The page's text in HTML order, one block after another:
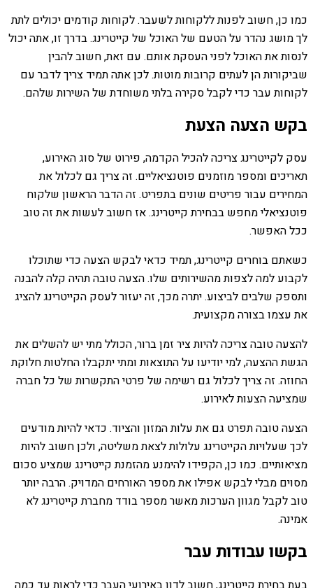
כמו כן, חשוב לפנות ללקוחות לשעבר. לקוחות קודמים יכולים לתת
לך מושג נהדר על הטעם של האוכל של קייטרינג. בדרך זו, אתה יכול
לנסות את האוכל לפני העסקת אותם. עם זאת, חשוב להבין
שביקורות הן לעתים קרובות מוטות. לכן אתה תמיד צריך לדבר עם
לקוחות עבר כדי לקבל סקירה בלתי משוחדת של השירות שלהם.
בקש הצעה הצעת
עסק לקייטרינג צריכה להכיל הקדמה, פירוט של סוג האירוע,
תאריכים ומספר מוזמנים פוטנציאליים. זה צריך גם לכלול את
המחירים עבור פריטים שונים בתפריט. זה הדבר הראשון שלקוח
פוטנציאלי מחפש בבחירת קייטרינג. אז חשוב לעשות את זה טוב
ככל האפשר.
כשאתם בוחרים קייטרינג, תמיד כדאי לבקש הצעה כדי שתוכלו
לקבוע למה לצפות מהשירותים שלו. הצעה טובה תהיה קלה להבנה
ותספק שלבים לביצוע. יתרה מכך, זה יעזור לעסק הקייטרינג להציג
את עצמו בצורה מקצועית.
להצעה טובה צריכה להיות ציר זמן ברור, הכולל מתי יש להשלים את
הגשת ההצעה, למי יודיעו על התוצאות ומתי יתקבלו החלטות חלוקת
החוזה. זה צריך לכלול גם רשימה של פרטי התקשרות של כל חברה
שמציעה הצעות לאירוע.
הצעה טובה תפרט גם את עלות המזון והציוד. כדאי להיות מודעים
לכך שעלויות הקייטרינג עלולות לצאת משליטה, ולכן חשוב להיות
מציאותיים. כמו כן, הקפידו להימנע מהזמנת קייטרינג שמציע סכום
מסוים מבלי לבקש אפילו את מספר האורחים המדויק. הרבה יותר
טוב לקבל מגוון הערכות מאשר מספר בודד מחברת קייטרינג לא
אמינה.
בקשו עבודות עבר